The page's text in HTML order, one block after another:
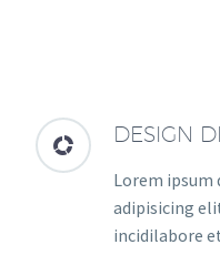

 DESIGN
Lorem
adipisicing
incidilabore